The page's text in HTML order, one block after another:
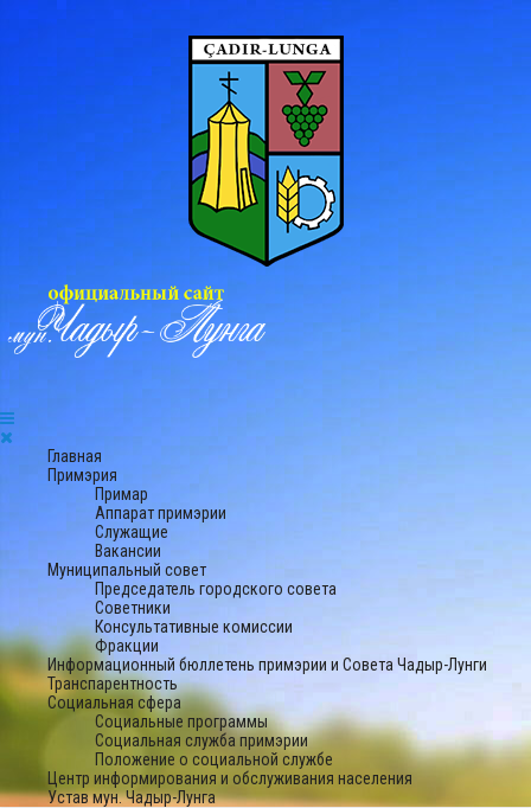
Главная
Примэрия
Примар
Аппарат примэрии
Служащие
Вакансии
Муниципальный совет
Председатель городского совета
Советники
Консультативные комиссии
Фракции
Информационный бюллетень примэрии и Совета Чадыр-Лунги
Транспарентность
Социальная сфера
Социальные программы
Социальная служба примэрии
Положение о социальной службе
Центр информирования и обслуживания населения
Устав мун. Чадыр-Лунга